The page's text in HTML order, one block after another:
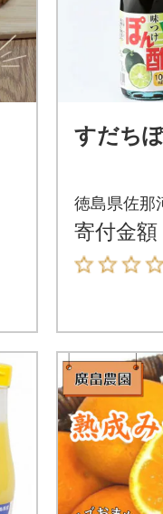
すだち
徳島県佐那
寄付金額